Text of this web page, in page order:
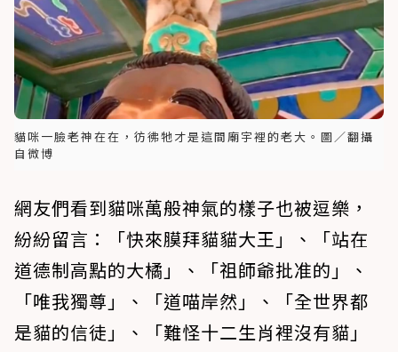
貓咪一臉老神在在，彷彿牠才是這間廟宇裡的老大。圖／翻攝
自微博
網友們看到貓咪萬般神氣的樣子也被逗樂，
紛紛留言：「快來膜拜貓貓大王」、「站在
道德制高點的大橘」、「祖師爺批准的」、
「唯我獨尊」、「道喵岸然」、「全世界都
是貓的信徒」、「難怪十二生肖裡沒有貓」